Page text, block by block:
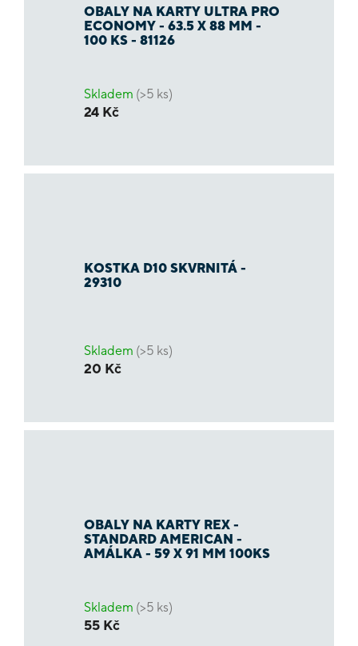
OBALY NA KARTY ULTRA PRO
ECONOMY - 63.5 X 88 MM -
100 KS - 81126
Skladem (>5 ks)
24 Kč
KOSTKA D10 SKVRNITÁ -
29310
Skladem (>5 ks)
20 Kč
OBALY NA KARTY REX -
STANDARD AMERICAN -
AMÁLKA - 59 X 91 MM 100KS
Skladem (>5 ks)
55 Kč